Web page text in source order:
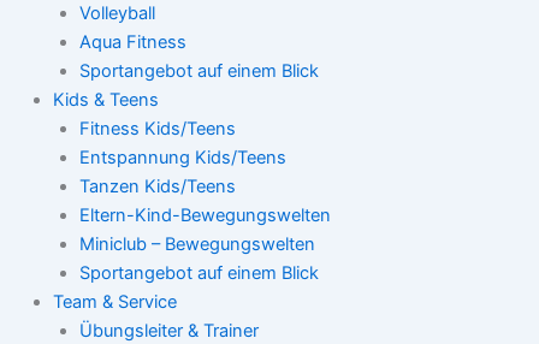
Volleyball
Aqua Fitness
Sportangebot auf einem Blick
Kids & Teens
Fitness Kids/Teens
Entspannung Kids/Teens
Tanzen Kids/Teens
Eltern-Kind-Bewegungswelten
Miniclub – Bewegungswelten
Sportangebot auf einem Blick
Team & Service
Übungsleiter & Trainer